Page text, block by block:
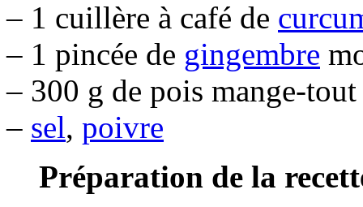
– 1 cuillère à café de
– 1 pincée de gingembre
– 300 g de pois mange-tout
– sel, poivre
Préparation de la